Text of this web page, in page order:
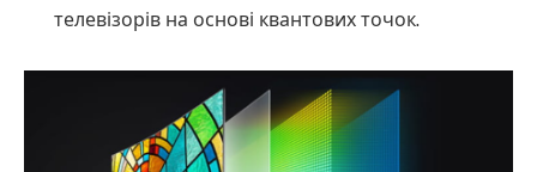
телевізорів на основі квантових точок.